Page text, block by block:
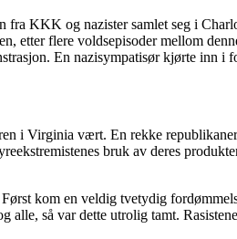
KKK og nazister samlet seg i
flere voldsepisoder mellom
En nazisympatisør kjørte inn i
i Virginia vært. En rekke
bruk av deres
kom en veldig tvetydig
så var dette utrolig tamt.